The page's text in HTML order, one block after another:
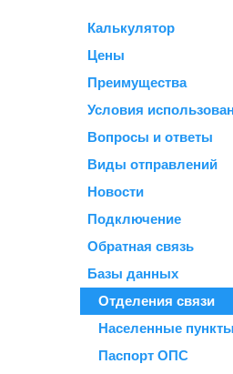
Калькулятор
Цены
Преимущества
Условия
Вопросы и ответы
Виды отправлений
Новости
Подключение
Обратная связь
Базы данных
Отделения связи
Населенные пункты
Паспорт ОПС